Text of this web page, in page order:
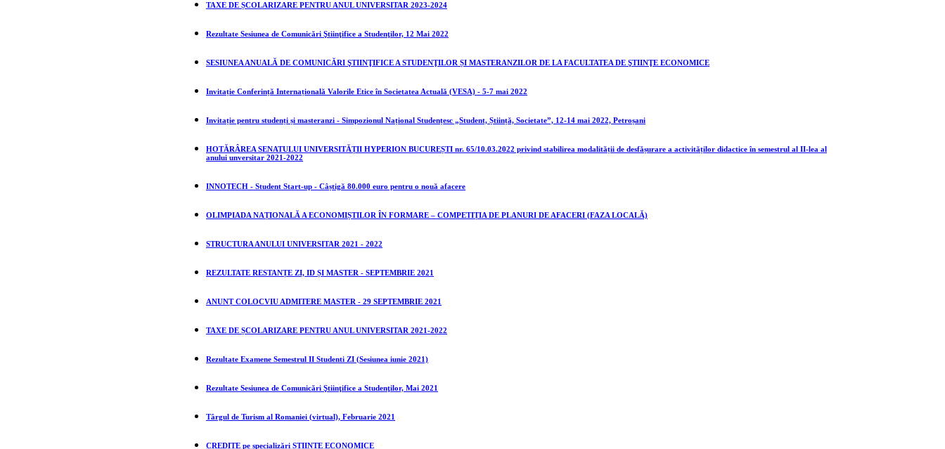
TAXE DE ȘCOLARIZARE PENTRU ANUL UNIVERSITAR 2023-2024
Rezultate Sesiunea de Comunicări Ştiinţifice a Studenţilor, 12 Mai 2022
SESIUNEA ANUALĂ DE COMUNICĂRI ŞTIINŢIFICE A STUDENŢILOR ȘI MASTERANZILOR DE LA FACULTATEA DE ŞTIINŢE ECONOMICE
Invitație Conferință Internațională Valorile Etice în Societatea Actuală (VESA) - 5-7 mai 2022
Invitație pentru studenți și masteranzi - Simpozionul Național Studențesc „Student, Știință, Societate”, 12-14 mai 2022, Petroșani
HOTĂRÂREA SENATULUI UNIVERSITĂȚII HYPERION BUCUREȘTI nr. 65/10.03.2022 privind stabilirea modalității de desfășurare a activităților didactice în semestrul al II-lea al
anului unversitar 2021-2022
INNOTECH - Student Start-up - Câștigă 80.000 euro pentru o nouă afacere
OLIMPIADA NAȚIONALĂ A ECONOMIȘTILOR ÎN FORMARE – COMPETIȚIA DE PLANURI DE AFACERI (FAZA LOCALĂ)
STRUCTURA ANULUI UNIVERSITAR 2021 - 2022
REZULTATE RESTANȚE ZI, ID ȘI MASTER - SEPTEMBRIE 2021
ANUNȚ COLOCVIU ADMITERE MASTER - 29 SEPTEMBRIE 2021
TAXE DE ȘCOLARIZARE PENTRU ANUL UNIVERSITAR 2021-2022
Rezultate Examene Semestrul II Studenti ZI (Sesiunea iunie 2021)
Rezultate Sesiunea de Comunicări Ştiinţifice a Studenţilor, Mai 2021
Târgul de Turism al Romaniei (virtual), Februarie 2021
CREDITE pe specializări ȘTIINȚE ECONOMICE